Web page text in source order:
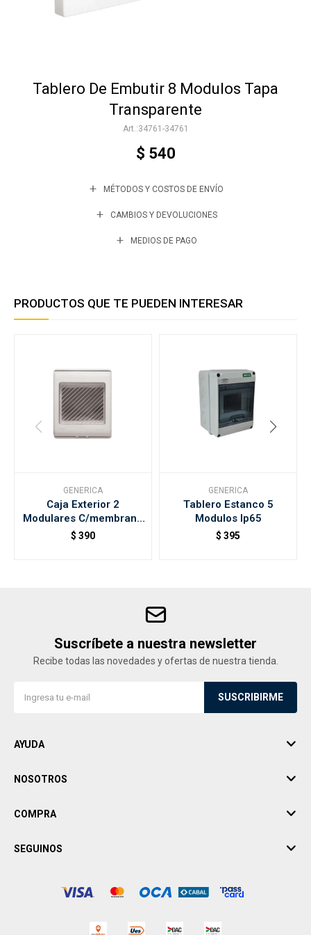
Tablero De Embutir 8 Modulos Tapa
Transparente
34761-34761
$ 540
MÉTODOS Y COSTOS DE ENVÍO
CAMBIOS Y DEVOLUCIONES
MEDIOS DE PAGO
PRODUCTOS QUE TE PUEDEN INTERESAR
GENERICA
Caja Exterior 2
Modulares C/membrana
Gris
$ 390
GENERICA
Tablero Estanco 5
Modulos Ip65
$ 395
Suscríbete a nuestra newsletter
Recibe todas las novedades y ofertas de nuestra tienda.
SUSCRIBIRME
AYUDA
NOSOTROS
COMPRA
SEGUINOS
Varios